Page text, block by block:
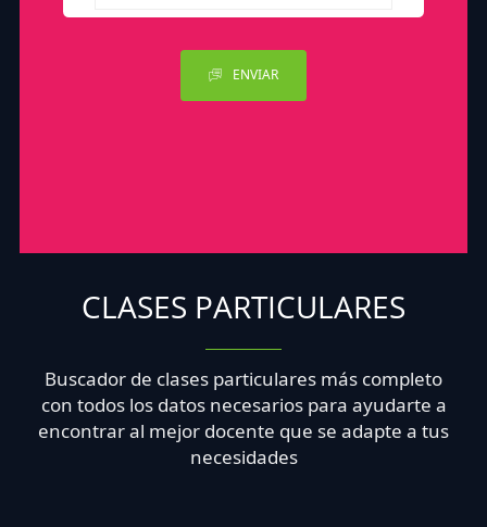
ENVIAR
CLASES PARTICULARES
Buscador de clases particulares más completo
con todos los datos necesarios para ayudarte a
encontrar al mejor docente que se adapte a tus
necesidades